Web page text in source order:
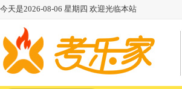
今天是2026-08-06 星期四 欢迎光临本站